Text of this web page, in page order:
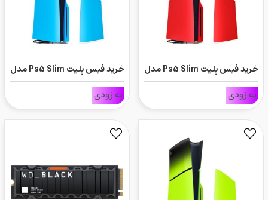
خرید فیس پلیت Ps5 Slim مدل
Techno Red
به زودی
خرید فیس پلیت Ps5 Slim مدل
Rhythm Blue
به زودی